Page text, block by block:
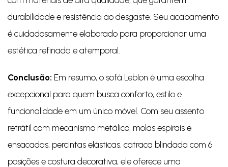
durabilidade e resistência ao desgaste. Seu acabamento
é cuidadosamente elaborado para proporcionar uma
estética refinada e atemporal.
Conclusão: Em resumo, o sofá Leblon é uma escolha
excepcional para quem busca conforto, estilo e
funcionalidade em um único móvel. Com seu assento
retrátil com mecanismo metálico, molas espirais e
ensacadas, percintas elásticas, catraca blindada com 6
posições e costura decorativa, ele oferece uma